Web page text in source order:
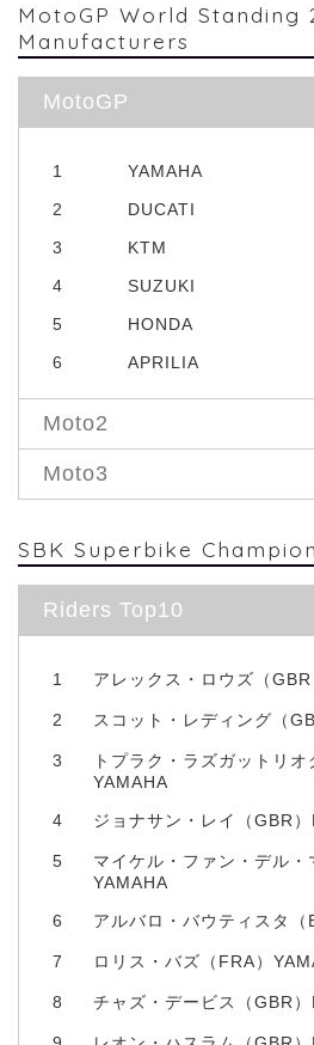
MotoGP World Standing
Manufacturers
MotoGP
1 YAMAHA
2
DUCATI
3
KTM
4
SUZUKI
5
HONDA
6
APRILIA
Moto2
Moto3
SBK Superbike
Riders Top10
1 アレックス・ロウズ（
2 スコット・レディング（
3
トプラク・ラズガットリオ
YAMAHA
4 ジョナサン・レイ（GBR）
5
マイケル・ファン・デル・
YAMAHA
6 アルバロ・バウティスタ（
7 ロリス・バズ（FRA）
8 チャズ・デービス（GBR